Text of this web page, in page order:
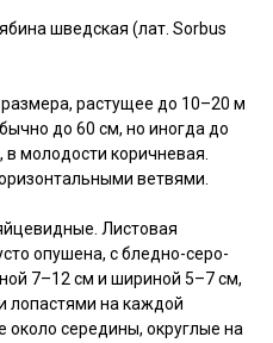
шведская (лат. Sorbus
растущее до 10–20 м
до 60 см, но иногда до
молодости коричневая.
ветвями.
Листовая
опушена, с бледно-серо-
7–12 см и шириной 5–7 см,
лопастями на каждой
около середины, округлые на